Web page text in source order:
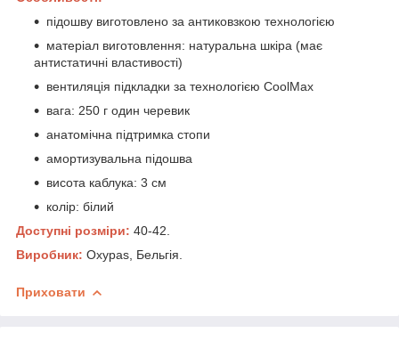
підошву виготовлено за антиковзкою технологією
матеріал виготовлення: натуральна шкіра (має
антистатичні властивості)
вентиляція підкладки за технологією CoolMax
вага: 250 г один черевик
анатомічна підтримка стопи
амортизувальна підошва
висота каблука: 3 см
колір: білий
Доступні розміри: 40-42.
Виробник: Oxypas, Бельгія.
Приховати